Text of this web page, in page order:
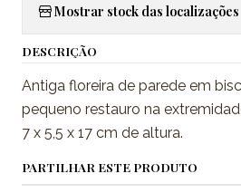
Mostrar stock das localizações
DESCRIÇÃO
Antiga floreira de parede em
pequeno restauro na
7 x 5,5 x 17 cm de altura.
PARTILHAR ESTE PRODUTO